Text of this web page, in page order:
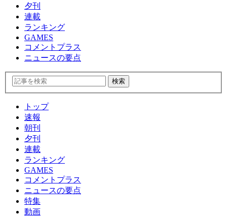
夕刊
連載
ランキング
GAMES
コメントプラス
ニュースの要点
トップ
速報
朝刊
夕刊
連載
ランキング
GAMES
コメントプラス
ニュースの要点
特集
動画